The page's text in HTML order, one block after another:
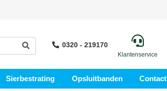
0320 - 219170
Klantenservice
Sierbestrating Opsluitbanden Contact